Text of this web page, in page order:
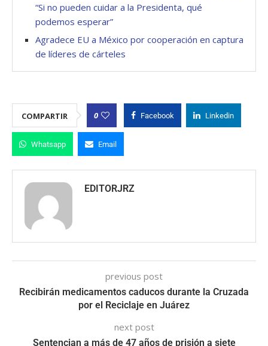
“Si no pueden cuidar a la Presidenta, qué
podemos esperar”
Agradece EU a México por cooperación en captura
de líderes de cárteles
COMPARTIR 0 Facebook Linkedin
Whatsapp Email
EDITORJRZ
previous post
Recibirán medicamentos caducos durante la Cruzada
por el Reciclaje en Juárez
next post
Sentencian a más de 47 años de prisión a siete